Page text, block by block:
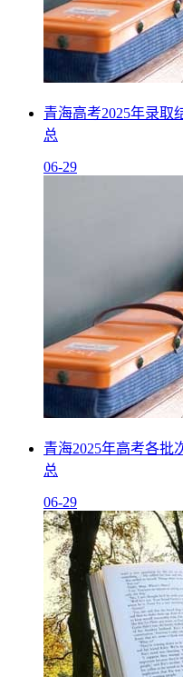
青海高考2025年录取
总
06-29
青海2025年高考各批
总
06-29